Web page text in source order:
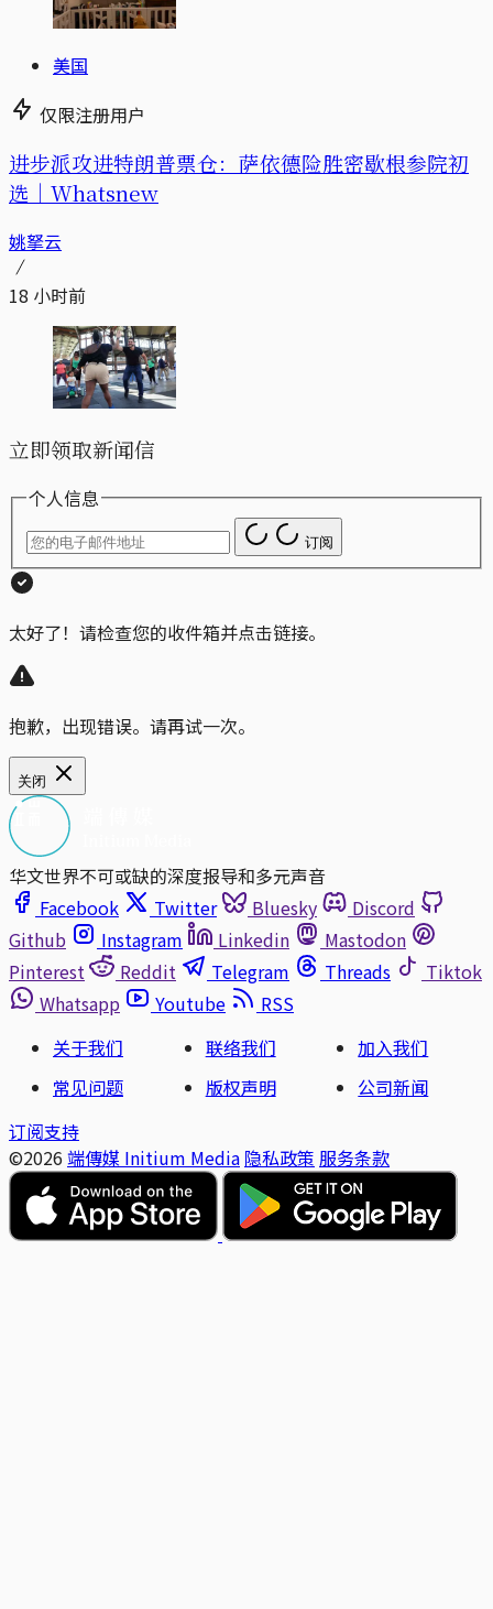
美国
仅限注册用户
进步派攻进特朗普票仓：萨依德险胜密歇根参院初
选｜Whatsnew
姚拏云
18 小时前
立即领取新闻信
个人信息
订阅
太好了！请检查您的收件箱并点击链接。
抱歉，出现错误。请再试一次。
关闭
华文世界不可或缺的深度报导和多元声音
Facebook
Twitter Bluesky
Discord
Github
Instagram Linkedin
Mastodon
Pinterest
Reddit Telegram Threads
Tiktok
Whatsapp
Youtube
RSS
关于我们
联络我们
加入我们
常见问题
版权声明
公司新闻
订阅支持
©2026 端傳媒 Initium Media 隐私政策 服务条款